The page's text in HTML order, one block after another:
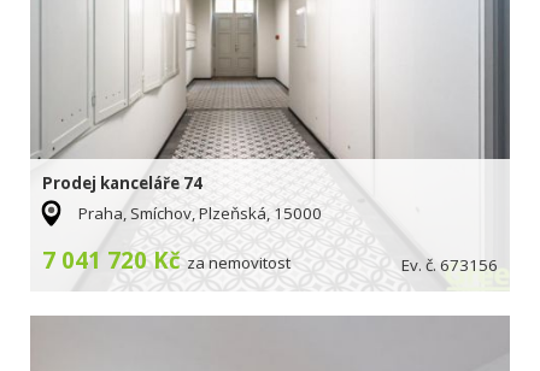
Prodej kanceláře 74
Praha, Smíchov, Plzeňská, 15000
7 041 720 Kč za nemovitost Ev. č. 673156